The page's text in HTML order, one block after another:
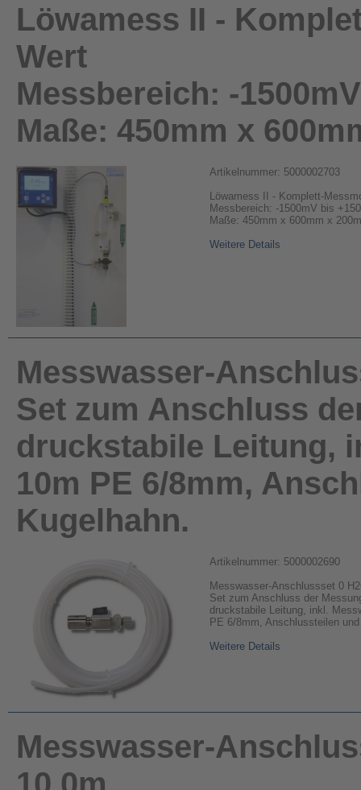
Löwamess II -
Wert
Messbereich: -
Maße: 450mm x
Artikelnummer: 5000002703
Löwamess II - Komplett-
Messbereich: -1500mV bis
Maße: 450mm x 600mm x
Weitere Details
Messwasser-
Set zum Anschluss
druckstabile Leitung,
10m PE 6/8mm,
Kugelhahn.
Artikelnummer: 5000002690
Messwasser-Anschlussset 0
Set zum Anschluss der
druckstabile Leitung, inkl.
PE 6/8mm, Anschlussteilen
Weitere Details
Messwasser-